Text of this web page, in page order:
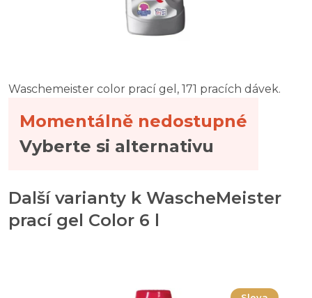
Waschemeister color prací gel, 171 pracích dávek.
Momentálně nedostupné
Vyberte si alternativu
Další varianty k WascheMeister
prací gel Color 6 l